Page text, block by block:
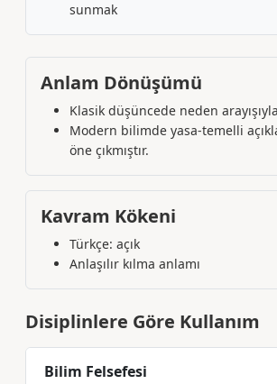
sunmak
Anlam Dönüşümü
Klasik düşüncede neden
Modern bilimde yasa-temelli
öne çıkmıştır.
Kavram Kökeni
Türkçe: açık
Anlaşılır kılma anlamı
Disiplinlere Göre Kullanım
Bilim Felsefesi